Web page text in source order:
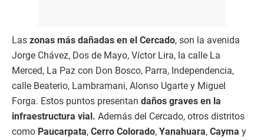
Las zonas más dañadas en el Cercado, son la avenida
Jorge Chávez, Dos de Mayo, Víctor Lira, la calle La
Merced, La Paz con Don Bosco, Parra, Independencia,
calle Beaterio, Lambramani, Alonso Ugarte y Miguel
Forga. Estos puntos presentan daños graves en la
infraestructura vial. Además del Cercado, otros distritos
como Paucarpata, Cerro Colorado, Yanahuara, Cayma y